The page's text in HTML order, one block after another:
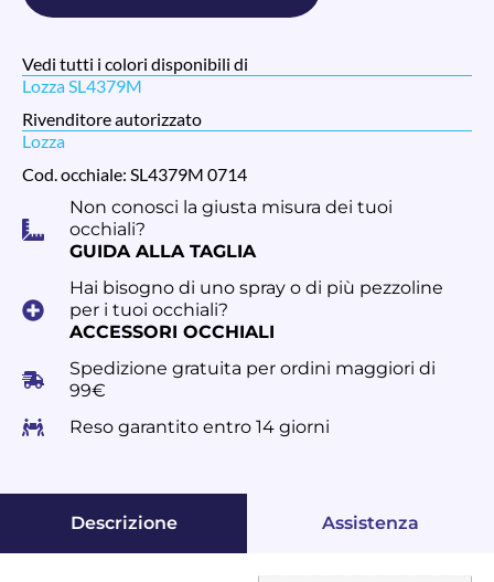
Vedi tutti i colori disponibili di
Lozza SL4379M
Rivenditore autorizzato
Lozza
Cod. occhiale: SL4379M 0714
Non conosci la giusta misura dei tuoi
occhiali?
GUIDA ALLA TAGLIA
Hai bisogno di uno spray o di più pezzoline
per i tuoi occhiali?
ACCESSORI OCCHIALI
Spedizione gratuita per ordini maggiori di
99€
Reso garantito entro 14 giorni
Descrizione Assistenza